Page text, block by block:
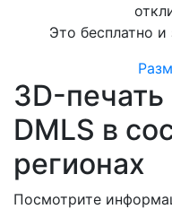
Это бесплатно
3D-печать
DMLS в
регионах
Посмотрите